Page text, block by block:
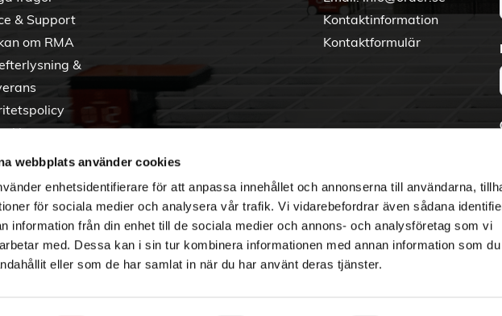
webbplats använder cookies
enhetsidentifierare för att anpassa innehållet och annonserna till användarna,
för sociala medier och analysera vår trafik. Vi vidarebefordrar även sådana
information från din enhet till de sociala medier och annons- och analysföretag som vi
med. Dessa kan i sin tur kombinera informationen med annan information som
eller som de har samlat in när du har använt deras tjänster.
& Support
om RMA
&
Kontaktinformation
Kontaktformulär